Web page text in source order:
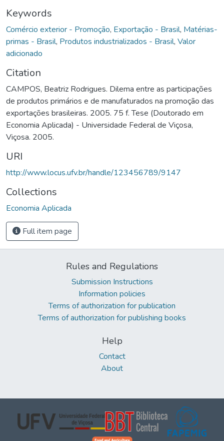
Keywords
Comércio exterior - Promoção, Exportação - Brasil, Matérias-
primas - Brasil, Produtos industrializados - Brasil, Valor
adicionado
Citation
CAMPOS, Beatriz Rodrigues. Dilema entre as participações
de produtos primários e de manufaturados na promoção das
exportações brasileiras. 2005. 75 f. Tese (Doutorado em
Economia Aplicada) - Universidade Federal de Viçosa,
Viçosa. 2005.
URI
http://www.locus.ufv.br/handle/123456789/9147
Collections
Economia Aplicada
Full item page
Rules and Regulations
Submission Instructions
Information policies
Terms of authorization for publication
Terms of authorization for publishing books
Help
Contact
About